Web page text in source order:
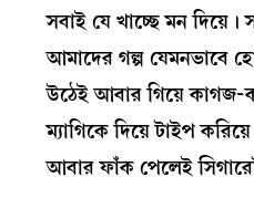
সবাই যে খাচ্ছে মন দিয়ে।
আমাদের গল্প যেমনভাবে
উঠেই আবার গিয়ে কাগজ-
ম্যাগিকে দিয়ে টাইপ
আবার ফাঁক পেলেই